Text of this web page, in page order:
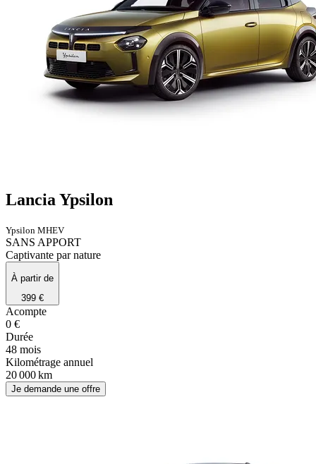
Lancia Ypsilon
Ypsilon MHEV
SANS APPORT
Captivante par nature
À partir de
399 €
Acompte
0 €
Durée
48 mois
Kilométrage annuel
20 000 km
Je demande une offre